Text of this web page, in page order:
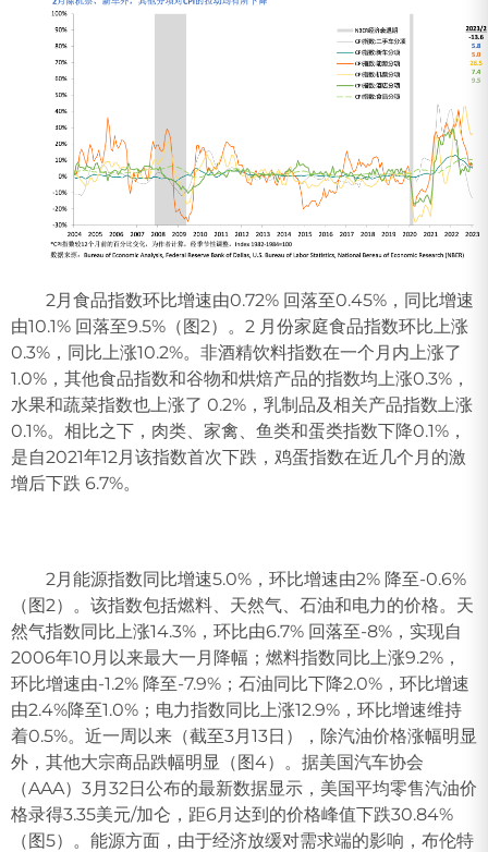
2月食品指数环比增速由0.72% 回落至0.45%，同比增速
由10.1% 回落至9.5%（图2）。2 月份家庭食品指数环比上涨
0.3%，同比上涨10.2%。非酒精饮料指数在一个月内上涨了
1.0%，其他食品指数和谷物和烘焙产品的指数均上涨0.3%，
水果和蔬菜指数也上涨了 0.2%，乳制品及相关产品指数上涨
0.1%。相比之下，肉类、家禽、鱼类和蛋类指数下降0.1%，
是自2021年12月该指数首次下跌，鸡蛋指数在近几个月的激
增后下跌 6.7%。
2月能源指数同比增速5.0%，环比增速由2% 降至-0.6%
（图2）。该指数包括燃料、天然气、石油和电力的价格。天
然气指数同比上涨14.3%，环比由6.7% 回落至-8%，实现自
2006年10月以来最大一月降幅；燃料指数同比上涨9.2%，
环比增速由-1.2% 降至-7.9%；石油同比下降2.0%，环比增速
由2.4%降至1.0%；电力指数同比上涨12.9%，环比增速维持
着0.5%。近一周以来（截至3月13日），除汽油价格涨幅明显
外，其他大宗商品跌幅明显（图4）。据美国汽车协会
（AAA）3月32日公布的最新数据显示，美国平均零售汽油价
格录得3.35美元/加仑，距6月达到的价格峰值下跌30.84%
（图5）。能源方面，由于经济放缓对需求端的影响，布伦特